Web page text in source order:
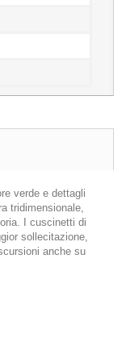
verde e dettagli
tridimensionale,
I cuscinetti di
sollecitazione,
anche su